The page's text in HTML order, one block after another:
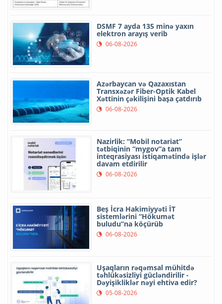
DSMF 7 ayda 135 minə yaxın
elektron arayış verib
06-08-2026
Azərbaycan və Qazaxıstan
Transxəzər Fiber-Optik Kabel
Xəttinin çəkilişini başa çatdırıb
06-08-2026
Nazirlik: “Mobil notariat”
tətbiqinin “mygov”a tam
inteqrasiyası istiqamətində işlər
davam etdirilir
06-08-2026
Beş İcra Hakimiyyəti İT
sistemlərini “Hökumət
buludu”na köçürüb
06-08-2026
Uşaqların rəqəmsal mühitdə
təhlükəsizliyi gücləndirilir -
Dəyişikliklər nəyi ehtiva edir?
05-08-2026